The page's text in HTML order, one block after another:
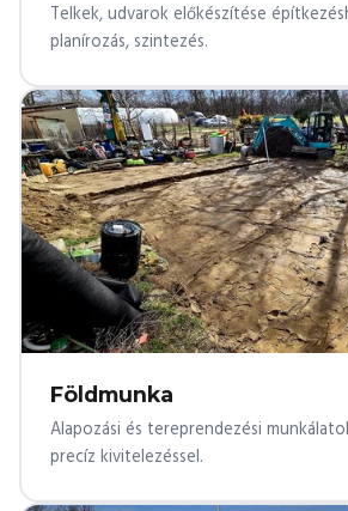
Telkek, udvarok előkészítése
planírozás, szintezés.
Földmunka
Alapozási és tereprendezési
precíz kivitelezéssel.